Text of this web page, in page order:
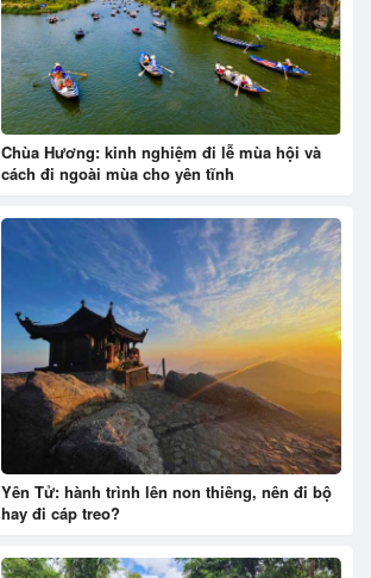
Chùa Hương: kinh nghiệm đi lễ mùa hội và
cách đi ngoài mùa cho yên tĩnh
Yên Tử: hành trình lên non thiêng, nên đi bộ
hay đi cáp treo?